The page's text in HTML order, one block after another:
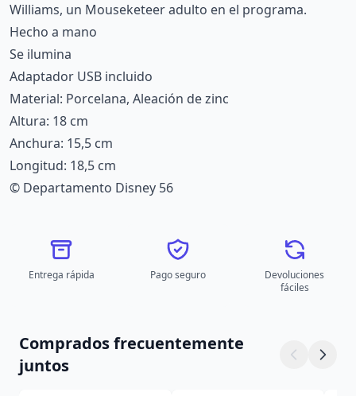
Williams, un Mouseketeer adulto en el programa.
Hecho a mano
Se ilumina
Adaptador USB incluido
Material: Porcelana, Aleación de zinc
Altura: 18 cm
Anchura: 15,5 cm
Longitud: 18,5 cm
© Departamento Disney 56
Entrega rápida Pago seguro
Devoluciones
fáciles
Comprados frecuentemente
juntos